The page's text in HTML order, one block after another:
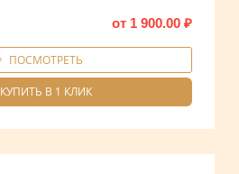
от 1 900.00 ₽
ПОСМОТРЕТЬ
КУПИТЬ В 1 КЛИК